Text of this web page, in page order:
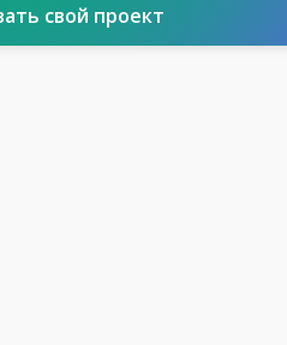
свой проект